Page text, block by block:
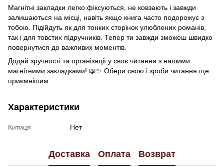
Магнітні закладки легко фіксуються, не ковзають і завжди
залишаються на місці, навіть якщо книга часто подорожує з
тобою. Підійдуть як для тонких сторінок улюблених романів,
так і для товстих підручників. Тепер ти завжди зможеш швидко
повернутися до важливих моментів.
Додай зручності та організації у своє читання з нашими
магнітними закладками! 📖✨ Обери свою і зроби читання ще
приємнішим.
Характеристики
Китиця Нет
Доставка Оплата Возврат